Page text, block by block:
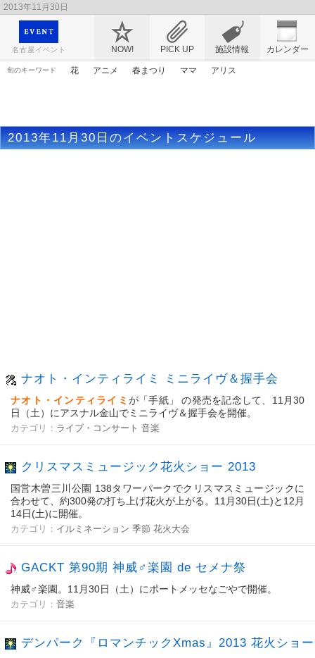
2013年11月30日
映画や音楽コンサート、レジャーやアート、テレビ、ショップ、出会い、転職まで名古
屋のイベント情報を幅広く掲載
名古屋イベント NOW! PICK UP カレンダー
施設情報
旬のキーワード 花 アニメ 春まつり ママ
アリス
2013年11月30日のイベントスケジュール
ナオト・インティライミ ミニライヴ＆握手会
ナオト・インティライミ が「手紙」 の発売を記念して、11月30
日（土）にアスナル金山でミニライヴ＆握手会を開催。
カテゴリ： ライブ・コンサート 音楽
クリスマスミュージック花火ショー 2013
国営木曽三川公園 138タワーパークでクリスマスミュージックに
合わせて、約300発の打ち上げ花火が上がる。11月30日(土)と12月
14日(土)に開催。
カテゴリ： イルミネーション 季節 花火大会
GACKT 第90期 神威♂楽園 de セメナ祭
神威♂楽園。11月30日（土）にポートメッセなごやで開催。
カテゴリ： 音楽
デンパーク『ロマンチックXmas』2013 花火ショー